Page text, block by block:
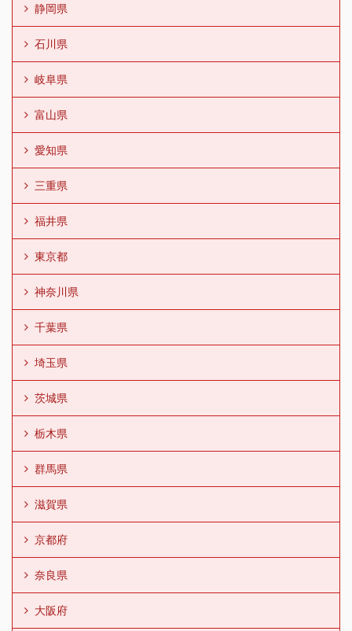
静岡県
石川県
岐阜県
富山県
愛知県
三重県
福井県
東京都
神奈川県
千葉県
埼玉県
茨城県
栃木県
群馬県
滋賀県
京都府
奈良県
大阪府